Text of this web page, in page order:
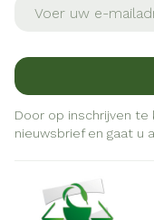
Door op inschrijven te
nieuwsbrief en gaat u